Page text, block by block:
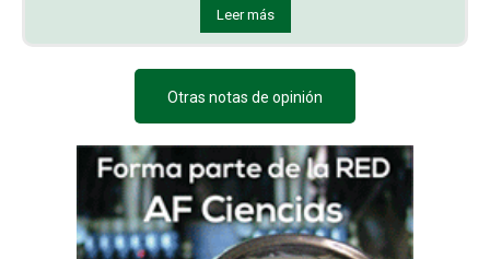
Leer más
Otras notas de opinión